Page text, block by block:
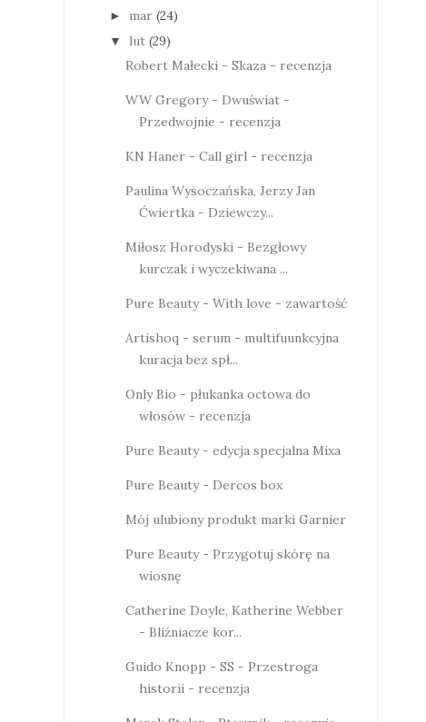
► mar (24)
▼ lut (29)
Robert Małecki - Skaza - recenzja
WW Gregory - Dwuświat -
Przedwojnie - recenzja
KN Haner - Call girl - recenzja
Paulina Wysoczańska, Jerzy Jan
Ćwiertka - Dziewczy...
Miłosz Horodyski - Bezgłowy
kurczak i wyczekiwana ...
Pure Beauty - With love - zawartość
Artishoq - serum - multifuunkcyjna
kuracja bez spł...
Only Bio - płukanka octowa do
włosów - recenzja
Pure Beauty - edycja specjalna Mixa
Pure Beauty - Dercos box
Mój ulubiony produkt marki Garnier
Pure Beauty - Przygotuj skórę na
wiosnę
Catherine Doyle, Katherine Webber
- Bliźniacze kor...
Guido Knopp - SS - Przestroga
historii - recenzja